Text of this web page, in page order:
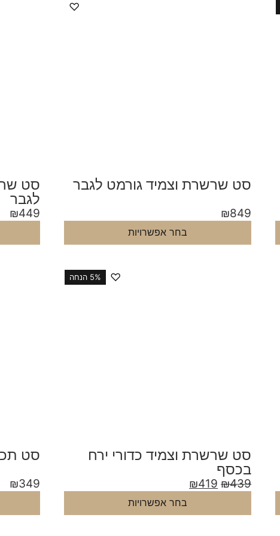
♡
סט שרשרת וצמיד גורמט לגבר
₪849
בחר אפשרויות
סט
לגבר
₪449
5% הנחה ♡
סט שרשרת וצמיד כדורי ירח
בכסף
₪439
₪419
בחר אפשרויות
סט
₪349